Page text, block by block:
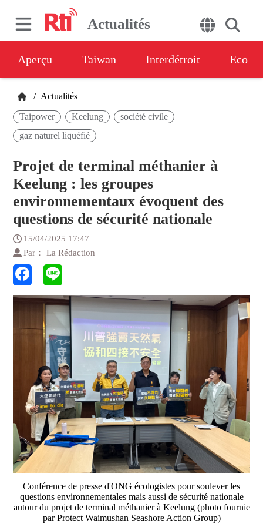
Actualités
Aperçu Taiwan Interdétroit Eco
/ Actualités
Taipower Keelung
société civile
gaz naturel liquéfié
Projet de terminal méthanier à
Keelung : les groupes
environnementaux évoquent des
questions de sécurité nationale
15/04/2025 17:47
Par： La Rédaction
Conférence de presse d'ONG écologistes pour soulever les
questions environnementales mais aussi de sécurité nationale
autour du projet de terminal méthanier à Keelung (photo fournie
par Protect Waimushan Seashore Action Group)